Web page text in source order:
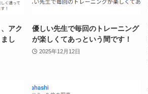
アク
し
優しい先生で毎回のトレーニング
が楽しくてあっという間です！
2025年12月12日